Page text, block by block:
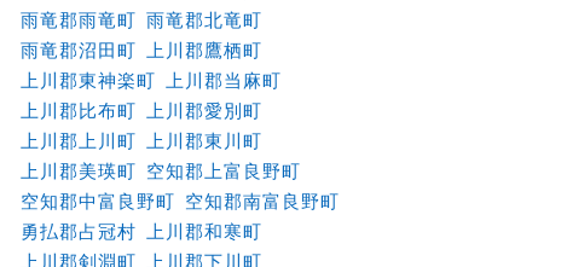
雨竜郡雨竜町 雨竜郡北竜町
雨竜郡沼田町
上川郡鷹栖町
上川郡東神楽町
上川郡当麻町
上川郡比布町
上川郡愛別町
上川郡上川町
上川郡東川町
上川郡美瑛町 空知郡上富良野町
空知郡中富良野町 空知郡南富良野町
勇払郡占冠村
上川郡和寒町
上川郡剣淵町
上川郡下川町